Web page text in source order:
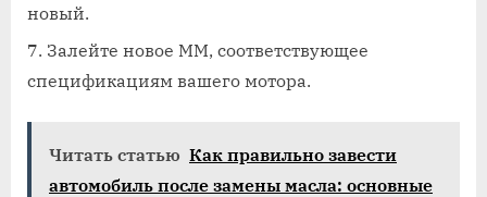
новый.
Залейте новое ММ, соответствующее
спецификациям вашего мотора.
Читать статью Как правильно завести
автомобиль после замены масла: основные